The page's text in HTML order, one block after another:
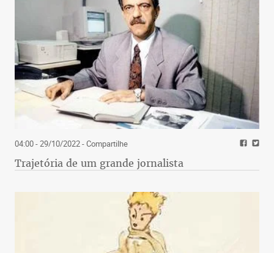
04:00 - 29/10/2022- Compartilhe
Trajetória de um grande jornalista